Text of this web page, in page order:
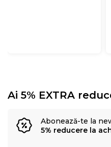
Ai 5% EXTRA
Abonează-te la
5% reducere la